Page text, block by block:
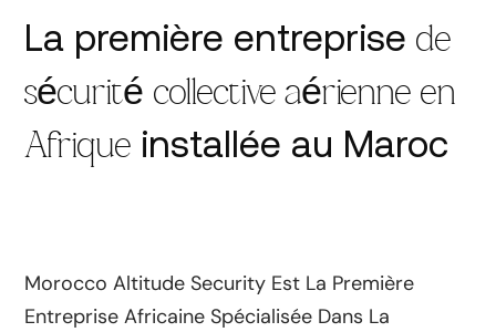
La première entreprise de
sécurité collective aérienne en
Afrique installée au Maroc
Morocco Altitude Security Est La Première
Entreprise Africaine Spécialisée Dans La